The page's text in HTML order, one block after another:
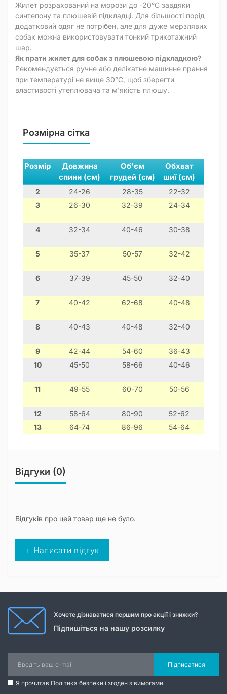
Жилет розрахований на морози до -20°C завдяки
синтепону та плюшевій підкладці. Для більшості порід
додатковий одяг не потрібен, але для дуже мерзлявих
собак можна використовувати тонкий трикотажний
шар.
Як прати жилет для собак з плюшевою підкладкою?
Рекомендується ручне або делікатне машинне прання
при температурі не вище 30°C, щоб зберегти
властивості утеплювача та м'якість плюшу.
Розмірна сітка
Розмір
Довжина
спини (см)
Об'єм
грудей (см)
Обхват
шиї (см)
2 24-26 28-35 22-32
3
26-30 32-39 24-34
4 32-34 40-46 30-38
5 35-37 50-57 32-42
6 37-39 45-50 32-40
7 40-42 62-68 40-48
8 40-43 40-48 32-40
9 42-44 54-60
36-43
10
45-50 58-66 40-46
11 49-55 60-70 50-56
12 58-64 80-90
52-62
13
64-74 86-96 54-64
Відгуки (0)
Відгуків про цей товар ще не було.
+ Написати відгук
Хочете дізнаватися першим про акції і знижки?
Підпишіться на нашу розсилку
Підписатися
Я прочитав Політика безпеки і згоден з вимогами